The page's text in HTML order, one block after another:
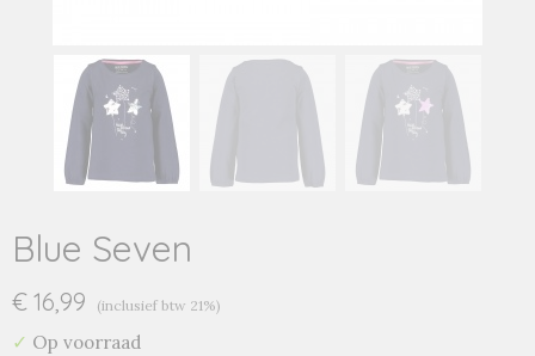
Blue Seven
€ 16,99 (inclusief btw 21%)
✓ Op voorraad